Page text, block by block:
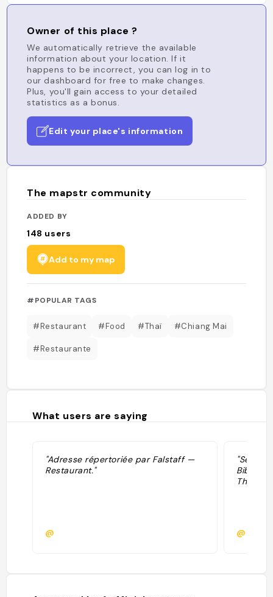
Owner of this place ?
We automatically retrieve the available
information about your location. If it
happens to be incorrect, you can log in to
our dashboard for free to make changes.
Plus, you'll gain access to your detailed
statistics as a bonus.
Edit your place's information
The mapstr community
ADDED BY
148 users
Add to my map
#POPULAR TAGS
#Restaurant #Food #Thaï #Chiang Mai
#Restaurante
What users are saying
"Adresse répertoriée par Falstaff —
Restaurant."
@
Bib
Thai."
@